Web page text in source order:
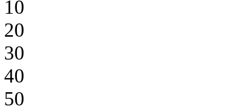
10
20
30
40
50